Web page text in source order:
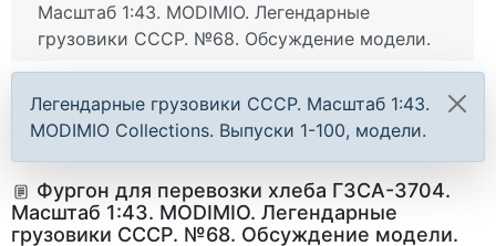
Масштаб 1:43. MODIMIO. Легендарные
грузовики СССР. №68. Обсуждение модели.
Легендарные грузовики СССР. Масштаб 1:43.
MODIMIO Collections. Выпуски 1-100, модели.
Фургон для перевозки хлеба ГЗСА-3704.
Масштаб 1:43. MODIMIO. Легендарные
грузовики СССР. №68. Обсуждение модели.